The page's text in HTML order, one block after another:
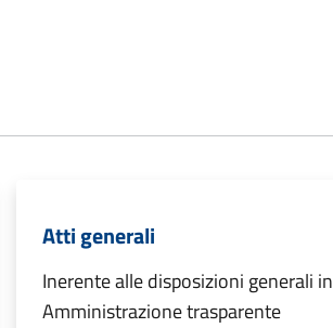
Atti generali
Inerente alle disposizioni generali in
Amministrazione trasparente